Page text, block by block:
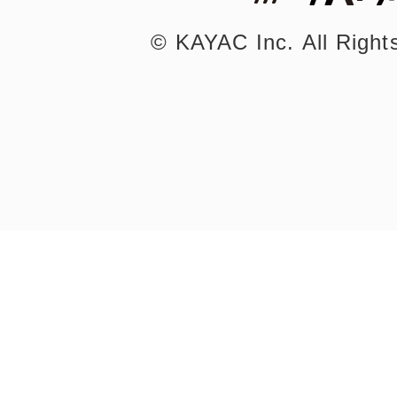
©︎ KAYAC Inc. All